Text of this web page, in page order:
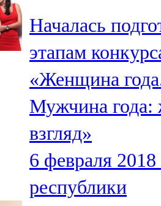
106,2 FM
Минзәлә
107,3 FM
Мөслим
100,0 FM
Нурлат
104,7 FM
Началась
этапам
«Женщина
Мужчина года:
взгляд»
6 февраля 2018
республики